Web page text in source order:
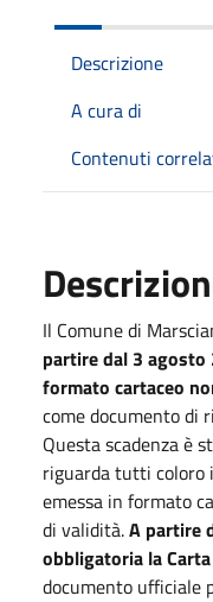
Descrizione
A cura di
Contenuti
Il Comune di
partire dal 3
formato cartaceo
come documento di
Questa scadenza è
riguarda tutti coloro
emessa in formato
di validità.A partire
obbligatoria la
documento ufficiale